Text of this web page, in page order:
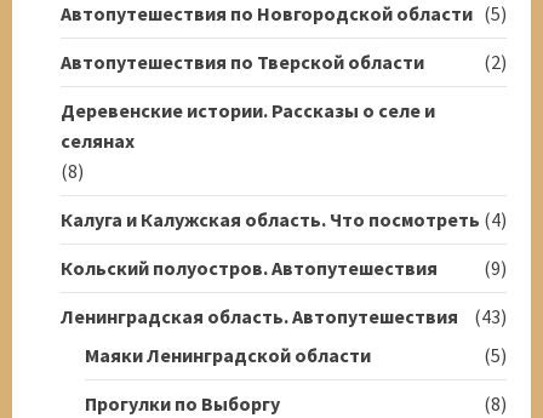
Автопутешествия по Новгородской области (5)
Автопутешествия по Тверской области
(2)
Деревенские истории. Рассказы о селе и
селянах
(8)
Калуга и Калужская область. Что посмотреть (4)
Кольский полуостров. Автопутешествия
(9)
Ленинградская область. Автопутешествия
(43)
Маяки Ленинградской области
(5)
Прогулки по Выборгу
(8)